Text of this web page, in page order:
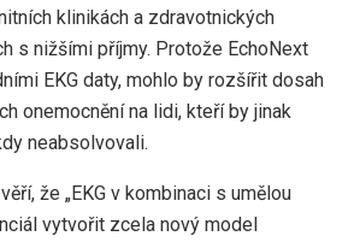
klinikách a zdravotnických
s nižšími příjmy. Protože EchoNext
EKG daty, mohlo by rozšířit dosah
onemocnění na lidi, kteří by jinak
neabsolvovali.
že „EKG v kombinaci s umělou
vytvořit zcela nový model